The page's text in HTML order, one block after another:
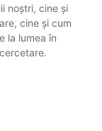
noștri, cine și
cine și cum
la lumea în